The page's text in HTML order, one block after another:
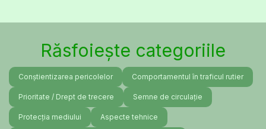
Răsfoiește categoriile
Conștientizarea pericolelor Comportamentul în traficul rutier
Prioritate / Drept de trecere Semne de circulație
Protecția mediului Aspecte tehnice